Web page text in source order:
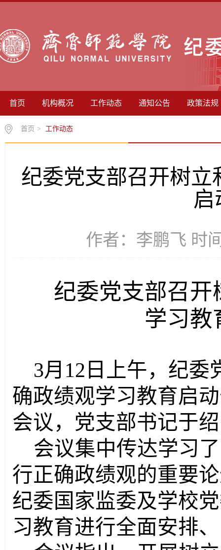
首页 机构概况 工作动态 通知公告 政策法规
首页 > 工作动态
纪委党支部召开树
启
作者：李鹏飞 时
纪委党支部召
学习教
3月12日上午， 纪委
确政绩观学习教育启
会议，党支部书记于
会议集中传达学习
行正确政绩观的重要
纪委国家监委及学校
习教育进行全面安排